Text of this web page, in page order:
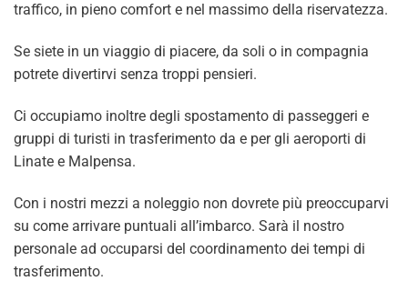
traffico, in pieno comfort e nel massimo della riservatezza.
Se siete in un viaggio di piacere, da soli o in compagnia
potrete divertirvi senza troppi pensieri.
Ci occupiamo inoltre degli spostamento di passeggeri e
gruppi di turisti in trasferimento da e per gli aeroporti di
Linate e Malpensa.
Con i nostri mezzi a noleggio non dovrete più preoccuparvi
su come arrivare puntuali all’imbarco. Sarà il nostro
personale ad occuparsi del coordinamento dei tempi di
trasferimento.